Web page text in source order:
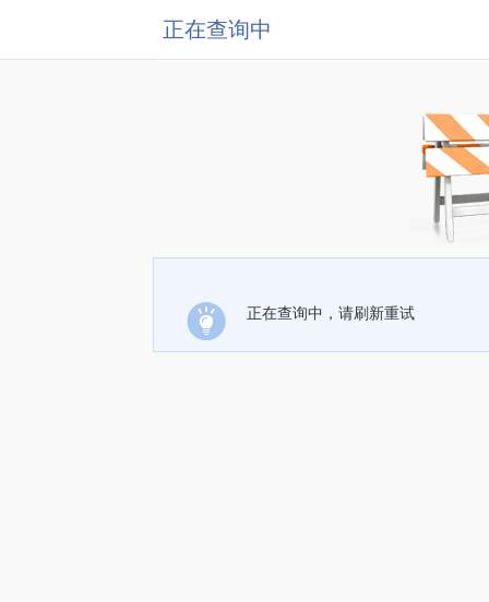
正在查询中
正在查询中，请刷新重试